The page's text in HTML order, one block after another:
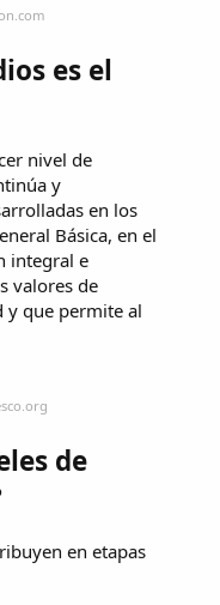
es el
nivel de
y
en los
Básica, en el
integral e
valores de
y que permite al
de
en etapas